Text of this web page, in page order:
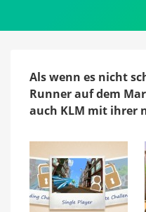
Als wenn es nicht
Runner auf dem
auch KLM mit ihrer